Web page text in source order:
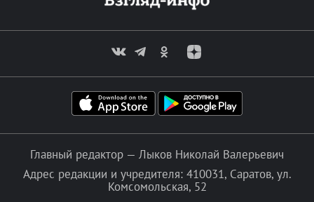
Главный редактор — Лыков Николай Валерьевич
Адрес редакции и учредителя: 410031, Саратов, ул.
Комсомольская, 52